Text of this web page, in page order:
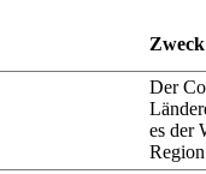
Zweck
Der
es der